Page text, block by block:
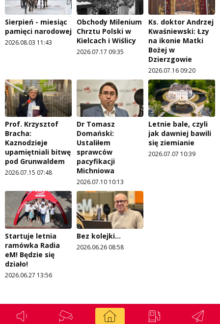
Sierpień - miesiąc
pamięci narodowej
2026.08.03 11:43
Obchody Milenium
Chrztu Polski w
Kielcach i Wiślicy
2026.07.17 09:35
Ks. doktor Andrzej
Kwaśniewski: Łzy
na ikonie Matki
Bożej w
Dzierzgowie
2026.07.16 09:20
Prof. Krzysztof
Bracha:
Kaznodzieje
upamiętniali bitwę
pod Grunwaldem
2026.07.15 07:48
Dr Tomasz
Domański:
Ustaliłem
sprawców
pacyfikacji
Michniowa
2026.07.10 10:13
Letnie bale, czyli
jak dawniej bawili
się ziemianie
2026.07.07 10:39
Startuje letnia
ramówka Radia
eM! Będzie się
działo!
2026.06.27 13:56
Bez kolejki...
2026.06.26 08:58